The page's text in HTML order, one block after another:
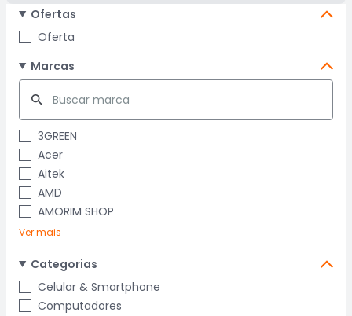
Ofertas
Oferta
Marcas
3GREEN
Acer
Aitek
AMD
AMORIM SHOP
Ver mais
Categorias
Celular & Smartphone
Computadores